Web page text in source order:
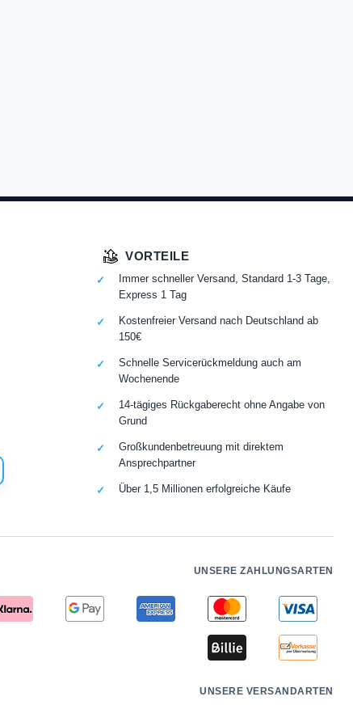
VORTEILE
Immer schneller Versand, Standard 1-3 Tage,
Express 1 Tag
Kostenfreier Versand nach Deutschland ab
150€
Schnelle Servicerückmeldung auch am
Wochenende
14-tägiges Rückgaberecht ohne Angabe von
Grund
Großkundenbetreuung mit direktem
Ansprechpartner
Über 1,5 Millionen erfolgreiche Käufe
UNSERE ZAHLUNGSARTEN
UNSERE VERSANDARTEN